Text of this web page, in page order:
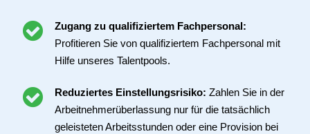
Zugang zu qualifiziertem Fachpersonal:
Profitieren Sie von qualifiziertem Fachpersonal mit
Hilfe unseres Talentpools.
Reduziertes Einstellungsrisiko: Zahlen Sie in der
Arbeitnehmerüberlassung nur für die tatsächlich
geleisteten Arbeitsstunden oder eine Provision bei